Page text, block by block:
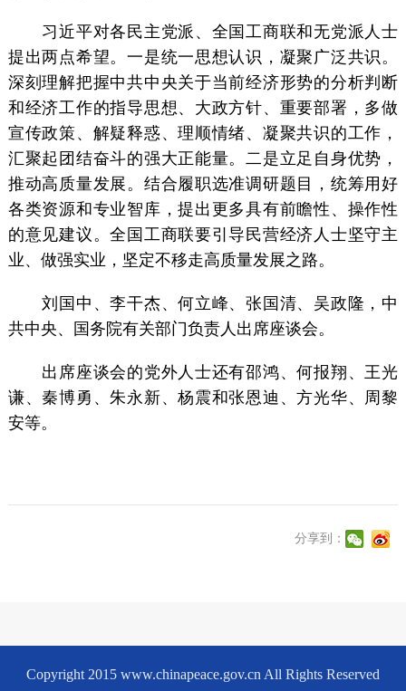
习近平对各民主党派、全国工商联和无党派人士
提出两点希望。一是统一思想认识，凝聚广泛共识。
深刻理解把握中共中央关于当前经济形势的分析判断
和经济工作的指导思想、大政方针、重要部署，多做
宣传政策、解疑释惑、理顺情绪、凝聚共识的工作，
汇聚起团结奋斗的强大正能量。二是立足自身优势，
推动高质量发展。结合履职选准调研题目，统筹用好
各类资源和专业智库，提出更多具有前瞻性、操作性
的意见建议。全国工商联要引导民营经济人士坚守主
业、做强实业，坚定不移走高质量发展之路。
刘国中、李干杰、何立峰、张国清、吴政隆，中
共中央、国务院有关部门负责人出席座谈会。
出席座谈会的党外人士还有邵鸿、何报翔、王光
谦、秦博勇、朱永新、杨震和张恩迪、方光华、周黎
安等。
分享到：
Copyright 2015 www.chinapeace.gov.cn All Rights Reserved